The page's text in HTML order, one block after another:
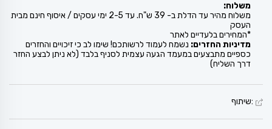
משלוח:
משלוח מהיר עד הדלת ב- 39 ש"ח. עד 2-5 ימי עסקים / איסוף חינם מבית
העסק
*המחירים בלעדיים לאתר
מדיניות החזרים: נשמח לעמוד לרשותכם! שימו לב כי זיכויים והחזרים
כספיים מתבצעים במעמד הגעה עצמית לסניף בלבד (לא ניתן לבצע החזר
דרך השליח)
:שיתוף